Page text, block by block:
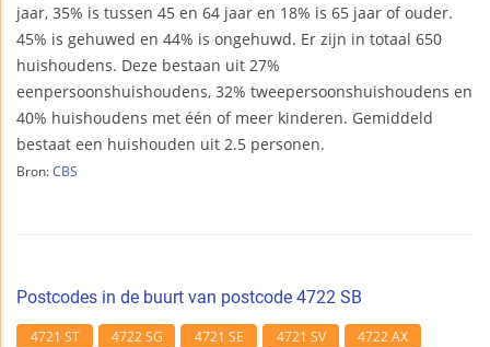
jaar, 35% is tussen 45 en 64 jaar en 18% is 65 jaar of ouder.
45% is gehuwed en 44% is ongehuwd. Er zijn in totaal 650
huishoudens. Deze bestaan uit 27%
eenpersoonshuishoudens, 32% tweepersoonshuishoudens en
40% huishoudens met één of meer kinderen. Gemiddeld
bestaat een huishouden uit 2.5 personen.
Bron: CBS
Postcodes in de buurt van postcode 4722 SB
4721 ST 4722 SG 4721 SE 4721 SV 4722 AX